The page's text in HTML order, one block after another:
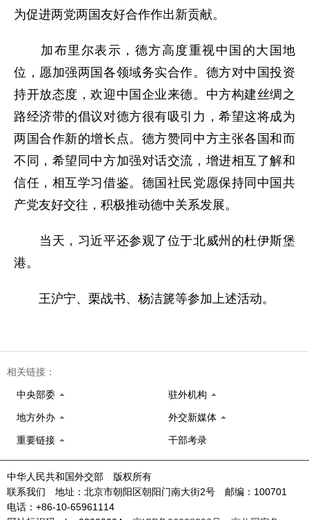
为促进两党两国友好合作作出新贡献。
加布里尔表示，德方高度重视中国的大国地
位，愿加强两国各领域务实合作。德方对中国投资
持开放态度，欢迎中国企业来德。中方构建丝绸之
路经济带的倡议对德方很有吸引力，希望这将成为
两国合作新的增长点。德方赞同中方主张各国和而
不同，希望同中方加强对话交流，增进相互了解和
信任，相互学习借鉴。德国社民党愿保持同中国共
产党友好交往，积极推动德中关系发展。
当天，习近平还参观了位于北威州的杜伊斯堡
港。
王沪宁、栗战书、杨洁篪等参加上述活动。
相关链接：
中央部委 驻外机构
地方外办 外交新媒体
重要链接 干部考录
中华人民共和国外交部 版权所有
联系我们 地址：北京市朝阳区朝阳门南大街2号 邮编：100701
电话：+86-10-65961114